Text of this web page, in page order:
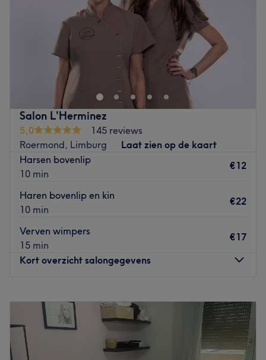
09:00
Gesloten
Hoe klein of groot jouw wensen ook zijn op het gebied
van huidverbetering; het is onze missie om jou binnen ons
unieke totaalconcept op een fijne en persoonlijke manier
te begeleiden naar een gezonde, stralende en jonger
uitziende huid.
Go to venue
Salon L'Herminez
5,0
145 reviews
Roermond, Limburg
Laat zien op de kaart
Harsen bovenlip
10 min
€12
Haren bovenlip en kin
10 min
€22
Verven wimpers
15 min
€17
Kort overzicht salongegevens
Dinsdag
–18:00
Woensdag
09:00–18:00
10:00–21:30
Vrijdag
Gesloten